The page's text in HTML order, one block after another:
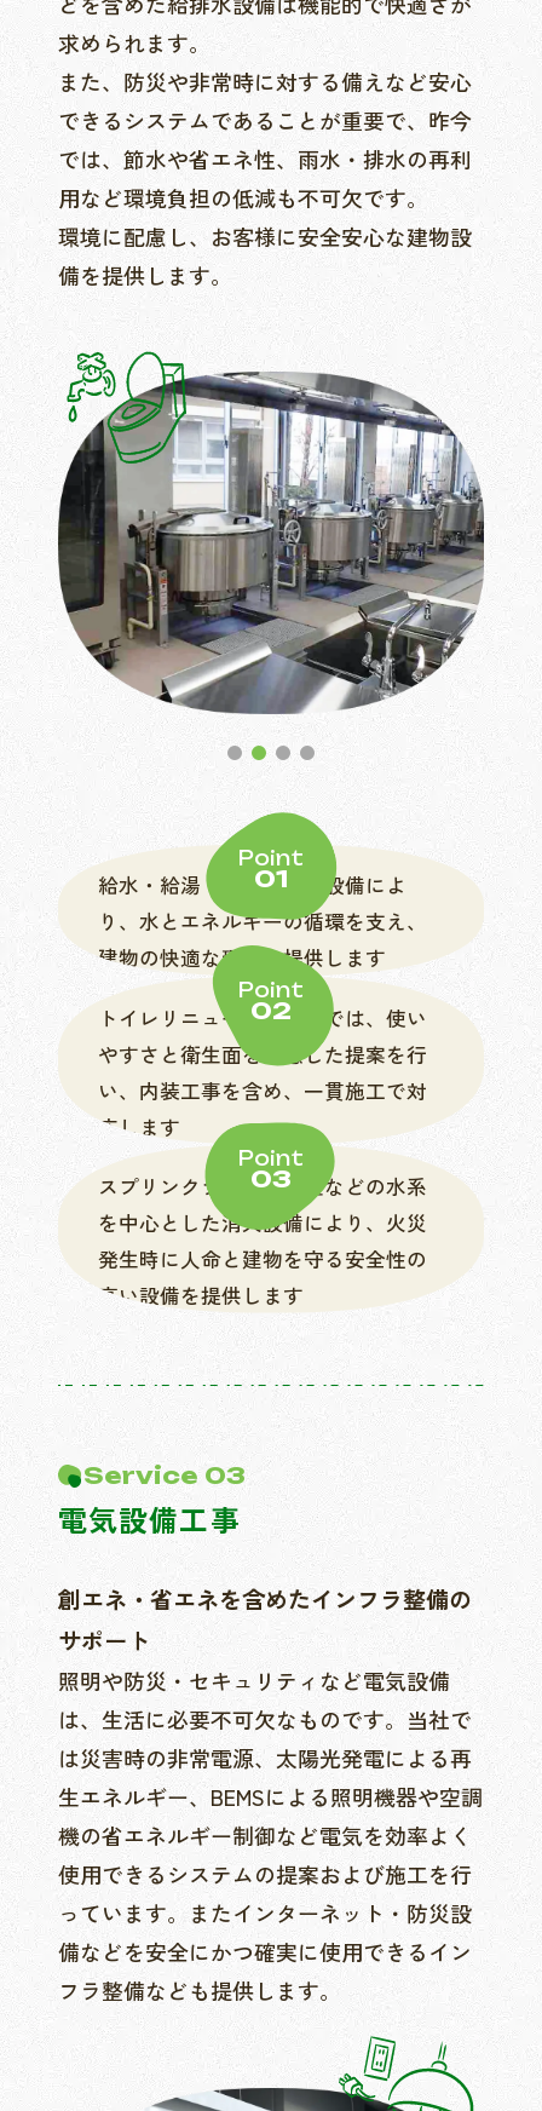
求められます。
また、防災や非常時に対する備えなど安心
できるシステムであることが重要で、昨今
では、節水や省エネ性、雨水・排水の再利
用など環境負担の低減も不可欠です。
環境に配慮し、お客様に安全安心な建物設
備を提供します。
Point
01
給水・給湯・排水・ガス設備によ
り、水とエネルギーの循環を支え、
建物の快適な環境を提供します
Point
02
トイレリニューアル工事では、使い
やすさと衛生面を考慮した提案を行
い、内装工事を含め、一貫施工で対
応します
Point
03
スプリンクラーや消火栓などの水系
を中心とした消火設備により、火災
発生時に人命と建物を守る安全性の
高い設備を提供します
Service 03
電気設備工事
創エネ・省エネを含めたインフラ整備の
サポート
照明や防災・セキュリティなど電気設備
は、生活に必要不可欠なものです。当社で
は災害時の非常電源、太陽光発電による再
生エネルギー、BEMSによる照明機器や空調
機の省エネルギー制御など電気を効率よく
使用できるシステムの提案および施工を行
っています。またインターネット・防災設
備などを安全にかつ確実に使用できるイン
フラ整備なども提供します。